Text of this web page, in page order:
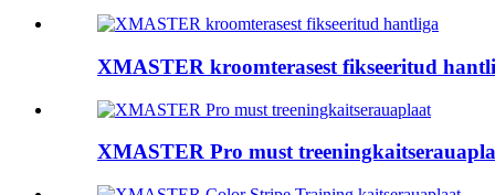
XMASTER kroomterasest fikseeritud
XMASTER Pro must